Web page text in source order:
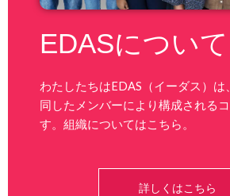
EDASについて
わたしたちはEDAS（イーダス）は
同したメンバーにより構成される
す。組織についてはこちら。
詳しくはこちら